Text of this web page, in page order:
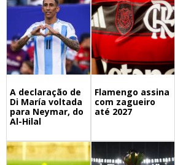
A declaração de
Di María voltada
para Neymar, do
Al-Hilal
Flamengo assina
com zagueiro
até 2027